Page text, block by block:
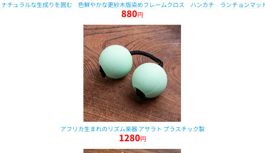
ナチュラルな生成りを囲む 色鮮やかな更紗木版染めフレームクロス ハンカチ ランチョンマッ
880円
アフリカ生まれのリズム楽器 アサラト プラスチック製
1280円